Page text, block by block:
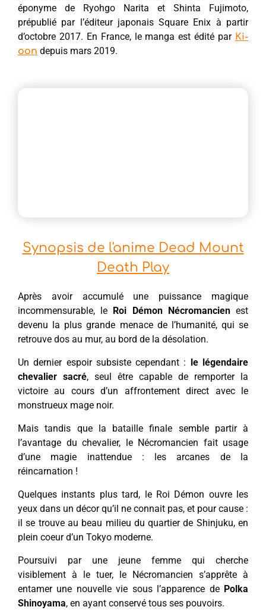
éponyme de Ryohgo Narita et Shinta Fujimoto,
prépublié par l’éditeur japonais Square Enix à partir
d’octobre 2017. En France, le manga est édité par Ki-
oon depuis mars 2019.
Synopsis de l'anime Dead Mount
Death Play
Après avoir accumulé une puissance magique
incommensurable, le
Roi Démon Nécromancienest
devenu la plus grande menace de l’humanité, qui se
retrouve dos au mur, au bord de la désolation.
Un dernier espoir subsiste cependant :
le légendaire
chevalier sacré, seul être capable de remporter la
victoire au cours d’un affrontement direct avec le
monstrueux mage noir.
Mais tandis que la bataille finale semble partir à
l’avantage du chevalier, le Nécromancien fait usage
d’une magie inattendue : les arcanes de la
réincarnation !
Quelques instants plus tard, le Roi Démon ouvre les
yeux dans un décor qu’il ne connait pas, et pour cause :
il se trouve au beau milieu du quartier de Shinjuku, en
plein coeur d’un Tokyo moderne.
Poursuivi par une jeune femme qui cherche
visiblement à le tuer, le Nécromancien s’apprête à
entamer une nouvelle vie sous l’apparence de Polka
Shinoyama, en ayant conservé tous ses pouvoirs.